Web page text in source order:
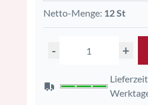
Netto-Menge: 12 St
- +